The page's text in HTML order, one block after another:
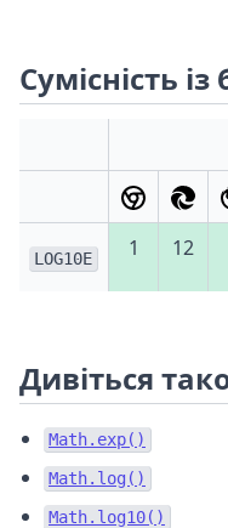
Сумісність
LOG10E 1 12
Дивіться
Math.exp()
Math.log()
Math.log10()